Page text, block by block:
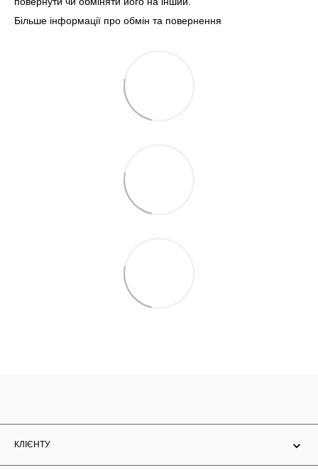
Більше інформації про обмін та повернення
КЛІЄНТУ